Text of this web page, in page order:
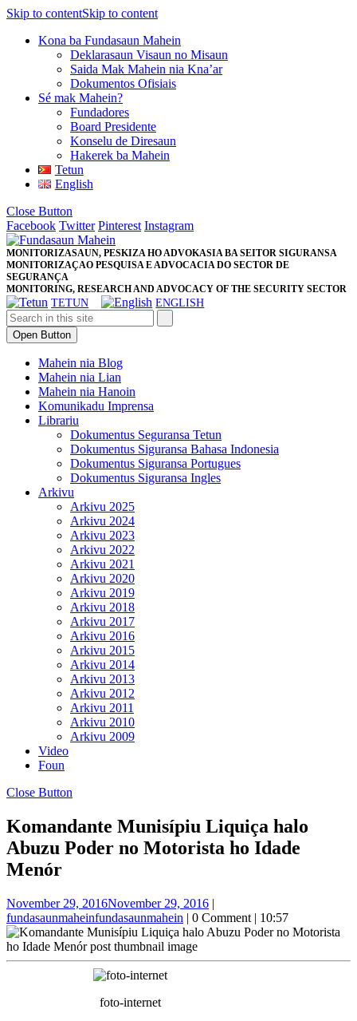
Skip to contentSkip to content
Kona ba Fundasaun Mahein
Deklarasaun Visaun no Misaun
Saida Mak Mahein nia Kna’ar
Dokumentos Ofisiais
Sé mak Mahein?
Fundadores
Board Presidente
Konselu de Diresaun
Hakerek ba Mahein
Tetun
English
Close Button
Facebook Twitter Pinterest Instagram
MONITORIZASAUN, PESKIZA HO ADVOKASIA BA SEITOR SIGURANSA
MONITORIZAÇAO PESQUISA E ADVOCACIA DO SECTOR DE
SEGURANÇA
MONITORING, RESEARCH AND ADVOCACY OF THE SECURITY SECTOR
TETUN ENGLISH
Open Button
Mahein nia Blog
Mahein nia Lian
Mahein nia Hanoin
Komunikadu Imprensa
Librariu
Dokumentus Seguransa Tetun
Dokumentus Siguransa Bahasa Indonesia
Dokumentus Siguransa Portugues
Dokumentus Siguransa Ingles
Arkivu
Arkivu 2025
Arkivu 2024
Arkivu 2023
Arkivu 2022
Arkivu 2021
Arkivu 2020
Arkivu 2019
Arkivu 2018
Arkivu 2017
Arkivu 2016
Arkivu 2015
Arkivu 2014
Arkivu 2013
Arkivu 2012
Arkivu 2011
Arkivu 2010
Arkivu 2009
Video
Foun
Close Button
Komandante Munisípiu Liquiça halo
Abuzu Poder no Motorista ho Idade
Menór
November 29, 2016November 29, 2016 |
fundasaunmaheinfundasaunmahein | 0 Comment | 10:57
foto-internet